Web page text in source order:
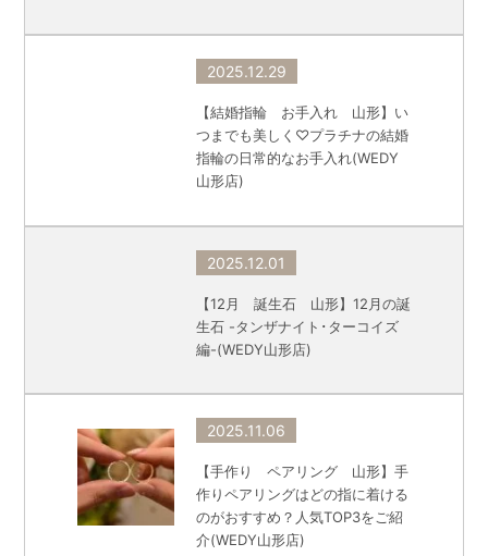
2025.12.29
【結婚指輪 お手入れ 山形】い
つまでも美しく♡プラチナの結婚
指輪の日常的なお手入れ(WEDY
山形店)
2025.12.01
【12月 誕生石 山形】12月の誕
生石 -タンザナイト･ターコイズ
編-(WEDY山形店)
2025.11.06
【手作り ペアリング 山形】手
作りペアリングはどの指に着ける
のがおすすめ？人気TOP3をご紹
介(WEDY山形店)